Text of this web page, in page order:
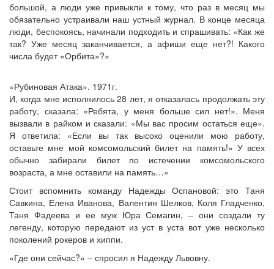
большой, а люди уже привыкли к тому, что раз в месяц мы
обязательно устраивали наш устный журнал. В конце месяца
люди, беспокоясь, начинали подходить и спрашивать: «Как же
так? Уже месяц заканчивается, а афиши еще нет?! Какого
числа будет «Орбита»?»
«Рубиновая Атака». 1971г.
И, когда мне исполнилось 28 лет, я отказалась продолжать эту
работу, сказала: «Ребята, у меня больше сил нет!». Меня
вызвали в райком и сказали: «Мы вас просим остаться еще».
Я ответила: «Если вы так высоко оценили мою работу,
оставьте мне мой комсомольский билет на память!» У всех
обычно забирали билет по истечении комсомольского
возраста, а мне оставили на память…»
Стоит вспомнить команду Надежды Оспановой: это Таня
Савкина, Елена Иванова, Валентин Шелков, Коля Гладченко,
Таня Фадеева и ее муж Юра Семагин, – они создали ту
легенду, которую передают из уст в уста вот уже несколько
поколений рокеров и хиппи.
«Где они сейчас?» – спросил я Надежду Львовну.